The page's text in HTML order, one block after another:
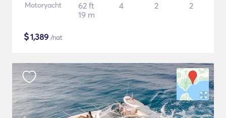
Motoryacht
62 ft
19 m
4 2 2
$1,389 /nat